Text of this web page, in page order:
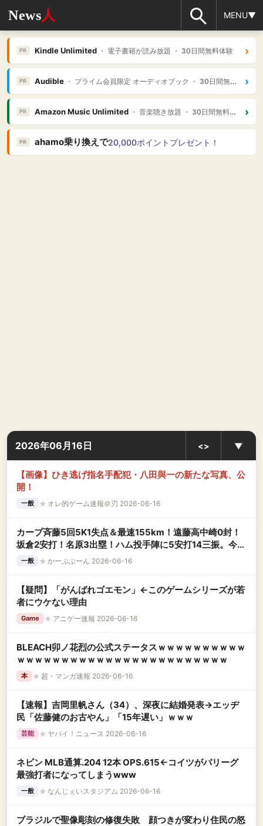
News人 MENU▼
PR Kindle Unlimited・ 電子書籍が読み放題 ・ 30日間無料体験 ›
PR Audible・ プライム会員限定 オーディオブック ・ 30日間無料体験 ›
PR Amazon Music Unlimited・ 音楽聴き放題 ・ 30日間無料体験 ›
PR ahamo乗り換えで20,000ポイントプレゼント！
2026年06月16日 <> ▼
【画像】ひき逃げ指名手配犯・八田與一の新たな写真、公
開！
一般 ★ オレ的ゲーム速報＠刃 2026-06-16
カープ斉藤5回5K1失点＆最速155km！遠藤高中崎0封！
坂倉2安打！名原3出塁！ハム投手陣に5安打14三振。今季
8度目の完封負け【広島0-2日ハム/試合結果】
一般 ★ かーぷぶーん 2026-06-16
【疑問】「がんばれゴエモン」←このゲームシリーズが若
者にウケない理由
Game ★ アニゲー速報 2026-06-16
BLEACH卯ノ花烈の公式ステータスｗｗｗｗｗｗｗｗｗｗ
ｗｗｗｗｗｗｗｗｗｗｗｗｗｗｗｗｗｗｗｗｗｗｗｗ
本 ★ 超・マンガ速報 2026-06-16
【速報】吉岡里帆さん（34）、深夜に結婚発表→エッヂ
民「佐藤健のお古やん」「15年遅い」ｗｗｗ
芸能 ★ ヤバイ！ニュース 2026-06-16
ネビン MLB通算.204 12本 OPS.615←コイツがパリーグ
最強打者になってしまうwww
一般 ★ なんじぇいスタジアム 2026-06-16
ブラジルで聖像彫刻の修復失敗 顔つきが変わり住民の怒